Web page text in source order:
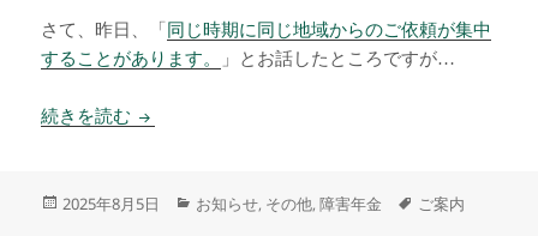
さて、昨日、「 同じ時期に同じ地域からのご依頼が集中
することがあります。
」とお話したところですが…
続きを読む 越谷 に続き…
投
2025年8月5日
カ
お知らせ, その他,障害年金
タ
ご案内